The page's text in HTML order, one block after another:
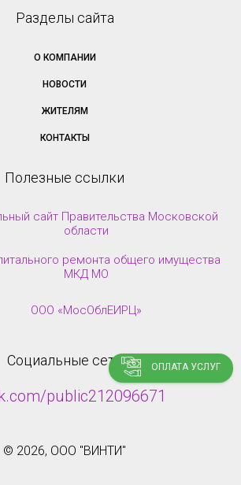
ОПЛАТА УСЛУГ
Разделы сайта
О КОМПАНИИ
НОВОСТИ
ЖИТЕЛЯМ
КОНТАКТЫ
Полезные ссылки
сайт Правительства Московской
области
ремонта общего имущества
МКД МО
ООО «МосОблЕИРЦ»
Социальные сети
public212096671
© 2026, ООО "ВИНТИ"